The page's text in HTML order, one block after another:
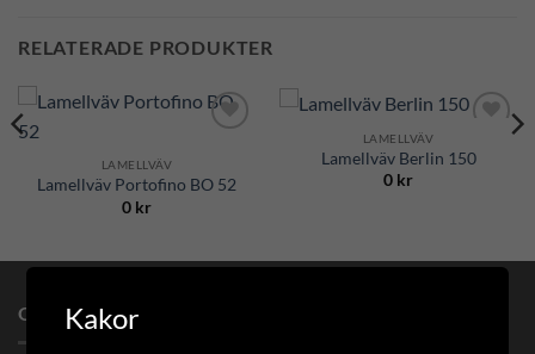
RELATERADE PRODUKTER
LAMELLVÄV
Lamellväv Portofino BO 52
0 kr
Wishlist
LAMELLVÄV
Lamellväv Berlin 150
0 kr
OM OSSKakor